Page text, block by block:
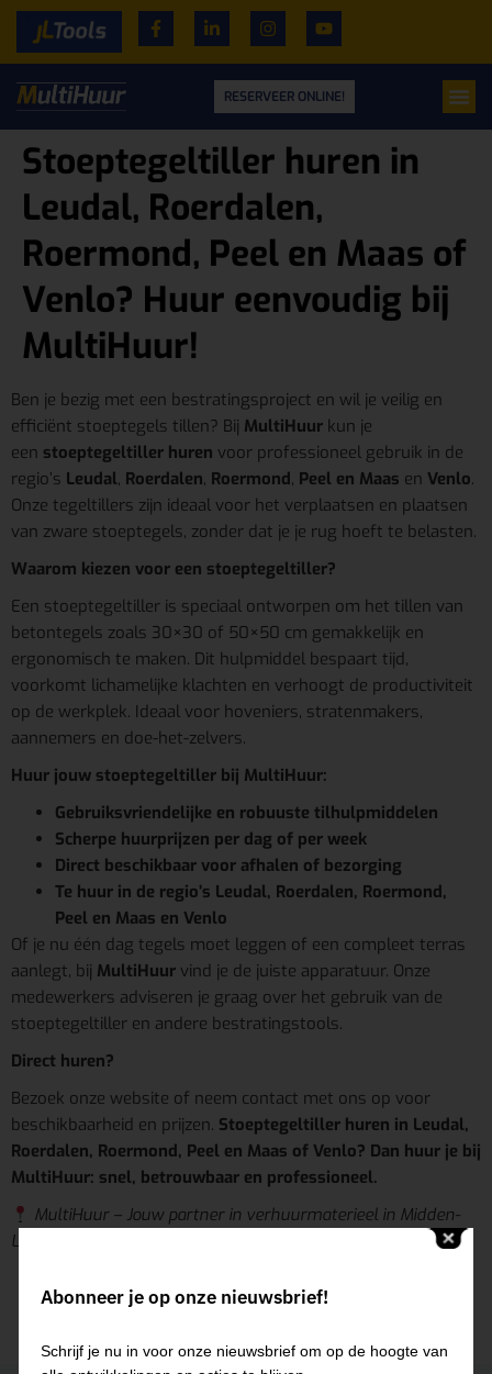
RESERVEER ONLINE!
Stoeptegeltiller huren in
Leudal, Roerdalen,
Roermond, Peel en Maas of
Venlo? Huur eenvoudig bij
MultiHuur!
Ben je bezig met een bestratingsproject en wil je veilig en
efficiënt stoeptegels tillen? Bij MultiHuur kun je
een stoeptegeltiller huren voor professioneel gebruik in de
regio’s Leudal, Roerdalen, Roermond, Peel en Maas en Venlo.
Onze tegeltillers zijn ideaal voor het verplaatsen en plaatsen
van zware stoeptegels, zonder dat je je rug hoeft te belasten.
Waarom kiezen voor een stoeptegeltiller?
Een stoeptegeltiller is speciaal ontworpen om het tillen van
betontegels zoals 30×30 of 50×50 cm gemakkelijk en
ergonomisch te maken. Dit hulpmiddel bespaart tijd,
voorkomt lichamelijke klachten en verhoogt de productiviteit
op de werkplek. Ideaal voor hoveniers, stratenmakers,
aannemers en doe-het-zelvers.
Huur jouw stoeptegeltiller bij MultiHuur:
Gebruiksvriendelijke en robuuste tilhulpmiddelen
Scherpe huurprijzen per dag of per week
Direct beschikbaar voor afhalen of bezorging
Te huur in de regio’s Leudal, Roerdalen, Roermond,
Peel en Maas en Venlo
Of je nu één dag tegels moet leggen of een compleet terras
aanlegt, bij MultiHuur vind je de juiste apparatuur. Onze
medewerkers adviseren je graag over het gebruik van de
stoeptegeltiller en andere bestratingstools.
Direct huren?
Bezoek onze website of neem contact met ons op voor
beschikbaarheid en prijzen. Stoeptegeltiller huren in Leudal,
Roerdalen, Roermond, Peel en Maas of Venlo? Dan huur je bij
MultiHuur: snel, betrouwbaar en professioneel.
MultiHuur – Jouw partner in verhuurmaterieel in Midden-
Limburg.
Abonneer je op onze nieuwsbrief!
Schrijf je nu in voor onze nieuwsbrief om op de hoogte van